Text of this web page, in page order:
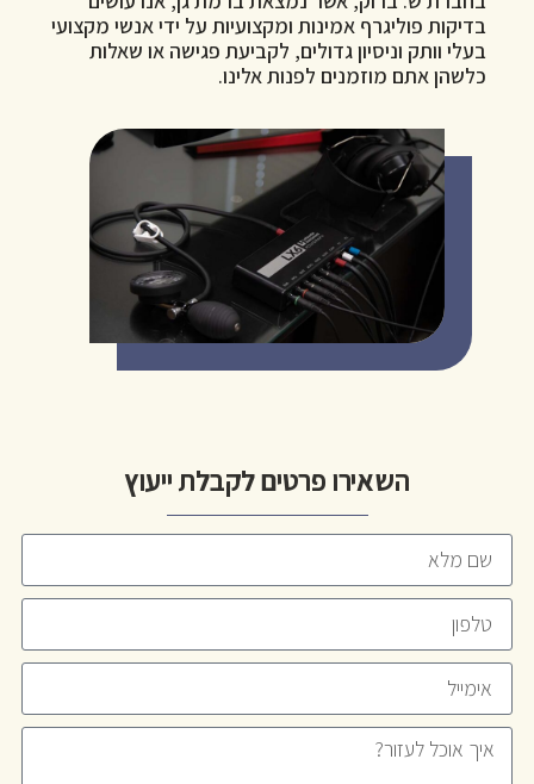
בדיקות פוליגרף אמינות ומקצועיות על ידי אנשי מקצועי
בעלי וותק וניסיון גדולים, לקביעת פגישה או שאלות
כלשהן אתם מוזמנים לפנות אלינו.
השאירו פרטים לקבלת ייעוץ